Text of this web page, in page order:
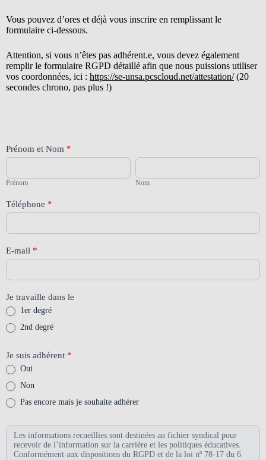
Vous pouvez d’ores et déjà vous inscrire en remplissant le
formulaire ci-dessous.
Attention, si vous n’êtes pas adhérent.e, vous devez également
remplir le formulaire RGPD détaillé afin que nous puissions utiliser
vos coordonnées, ici : https://se-unsa.pcscloud.net/attestation/(20
secondes chrono, pas plus !)
[66]
RIS
professionnelle"
28
janvier
MGEN
Prénom et Nom *
Prénom
Prénom
Nom
Nom
Téléphone *
E-mail *
Je travaille dans le
1er degré
2nd degré
Je suis adhérent *
Oui
Non
Pas encore mais je souhaite adhérer